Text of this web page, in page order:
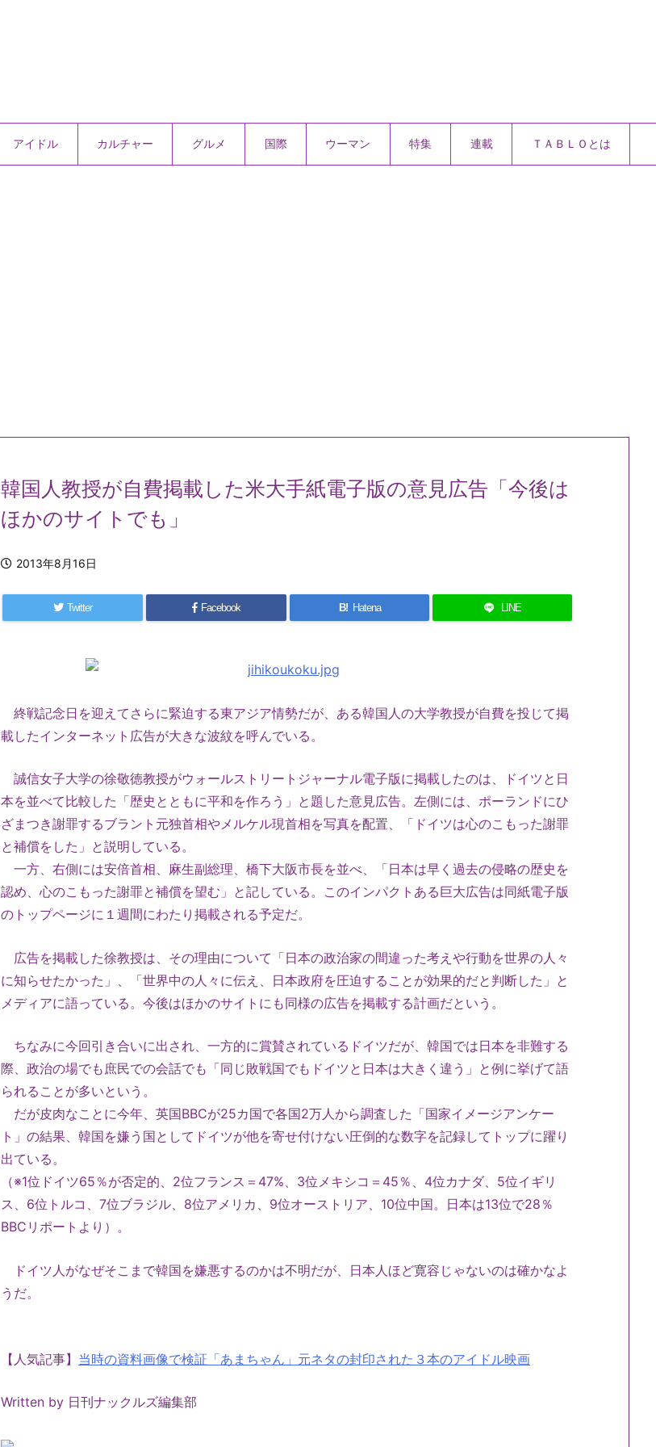
アイドル カルチャー グルメ 国際 ウーマン 特集 連載 ＴＡＢＬＯとは
韓国人教授が自費掲載した米大手紙電子版の意見広告「今後は
ほかのサイトでも」
2013年8月16日
Twitter Facebook B! Hatena LINE
終戦記念日を迎えてさらに緊迫する東アジア情勢だが、ある韓国人の大学教授が自費を投じて掲
載したインターネット広告が大きな波紋を呼んでいる。
誠信女子大学の徐敬徳教授がウォールストリートジャーナル電子版に掲載したのは、ドイツと日
本を並べて比較した「歴史とともに平和を作ろう」と題した意見広告。左側には、ポーランドにひ
ざまつき謝罪するブラント元独首相やメルケル現首相を写真を配置、「ドイツは心のこもった謝罪
と補償をした」と説明している。
一方、右側には安倍首相、麻生副総理、橋下大阪市長を並べ、「日本は早く過去の侵略の歴史を
認め、心のこもった謝罪と補償を望む」と記している。このインパクトある巨大広告は同紙電子版
のトップページに１週間にわたり掲載される予定だ。
広告を掲載した徐教授は、その理由について「日本の政治家の間違った考えや行動を世界の人々
に知らせたかった」、「世界中の人々に伝え、日本政府を圧迫することが効果的だと判断した」と
メディアに語っている。今後はほかのサイトにも同様の広告を掲載する計画だという。
ちなみに今回引き合いに出され、一方的に賞賛されているドイツだが、韓国では日本を非難する
際、政治の場でも庶民での会話でも「同じ敗戦国でもドイツと日本は大きく違う」と例に挙げて語
られることが多いという。
だが皮肉なことに今年、英国BBCが25カ国で各国2万人から調査した「国家イメージアンケー
ト」の結果、韓国を嫌う国としてドイツが他を寄せ付けない圧倒的な数字を記録してトップに躍り
出ている。
（※1位ドイツ65％が否定的、2位フランス＝47%、3位メキシコ＝45％、4位カナダ、5位イギリ
ス、6位トルコ、7位ブラジル、8位アメリカ、9位オーストリア、10位中国。日本は13位で28％
BBCリポートより）。
ドイツ人がなぜそこまで韓国を嫌悪するのかは不明だが、日本人ほど寛容じゃないのは確かなよ
うだ。
【人気記事】 当時の資料画像で検証「あまちゃん」元ネタの封印された３本のアイドル映画
Written by 日刊ナックルズ編集部